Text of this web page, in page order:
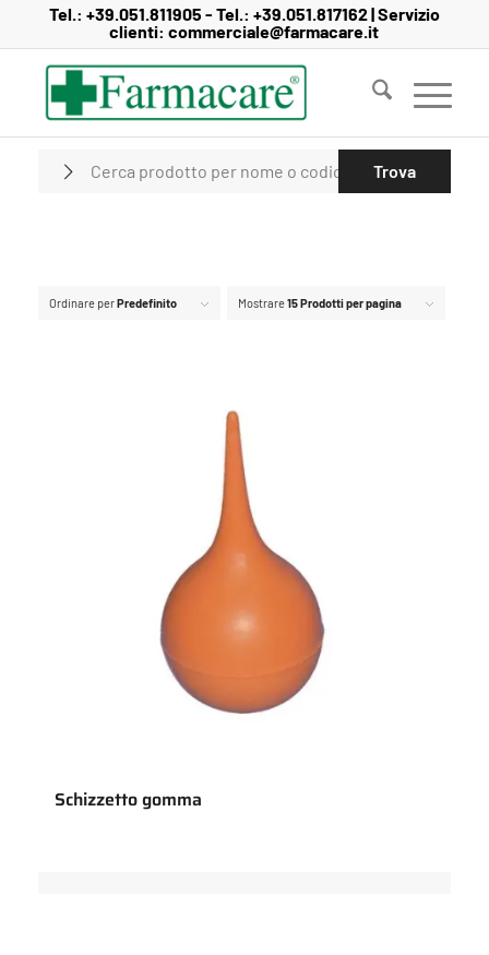
contenuto
navigazione
Tel.: +39.051.811905 - Tel.: +39.051.817162| Servizio
clienti:commerciale@farmacare.it
Ordinare perPredefinito Mostrare15 Prodotti per pagina
Schizzetto gomma